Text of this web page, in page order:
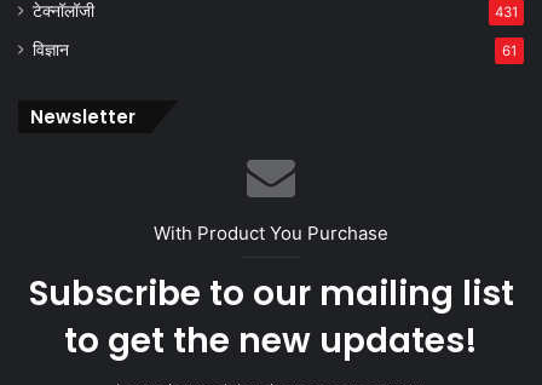
टेक्नॉलॉजी 431
विज्ञान 61
Newsletter
With Product You Purchase
Subscribe to our mailing list
to get the new updates!